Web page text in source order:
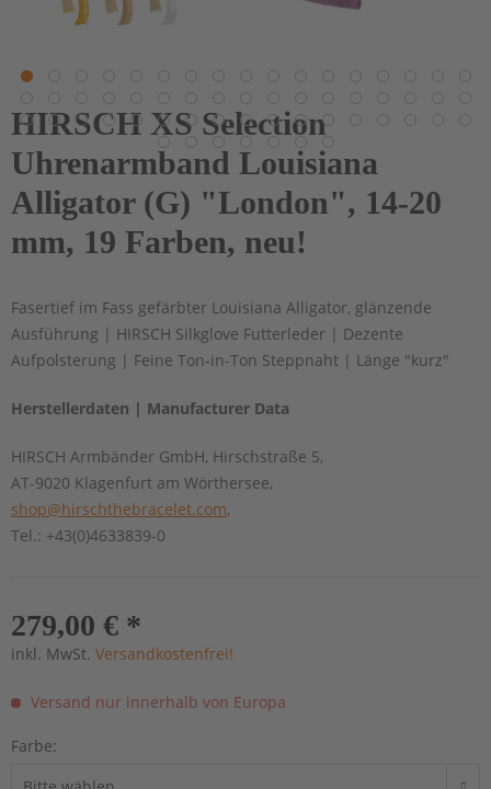
HIRSCH XS Selection
Uhrenarmband Louisiana
Alligator (G) "London", 14-20
mm, 19 Farben, neu!
Fasertief im Fass gefärbter Louisiana Alligator, glänzende
Ausführung | HIRSCH Silkglove Futterleder | Dezente
Aufpolsterung | Feine Ton-in-Ton Steppnaht | Länge "kurz"
Herstellerdaten | Manufacturer Data
HIRSCH Armbänder GmbH, Hirschstraße 5,
AT-9020 Klagenfurt am Wörthersee,
shop@hirschthebracelet.com,
Tel.: +43(0)4633839-0
279,00 € *
inkl. MwSt. Versandkostenfrei!
Versand nur innerhalb von Europa
Farbe: